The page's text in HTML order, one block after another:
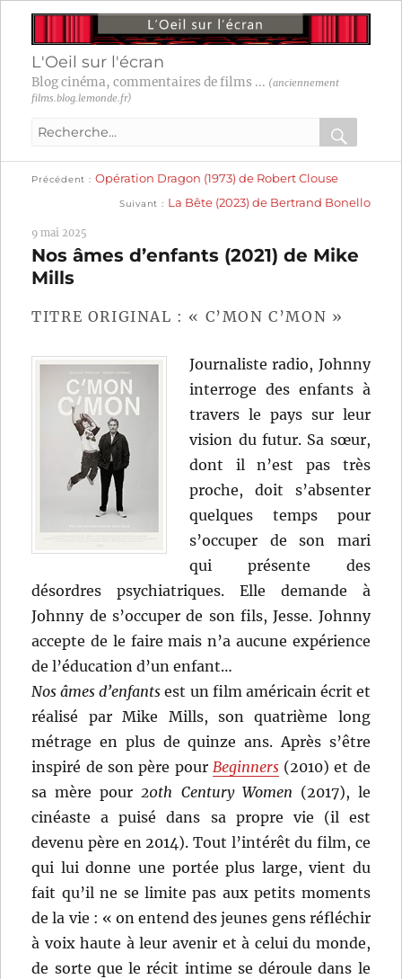
L'Oeil sur l'écran
Blog cinéma, commentaires de films ... (anciennement
films.blog.lemonde.fr)
Recherche
:
OK
Navigation
l’article
Précédent
précédente :
Opération Dragon (1973) de Robert Clouse
Suivant
suivante :
La Bête (2023) de Bertrand Bonello
9 mai 2025
Nos âmes d’enfants (2021) de Mike
Mills
TITRE ORIGINAL : « C’MON C’MON »
Journaliste radio, Johnny
interroge des enfants à
travers le pays sur leur
vision du futur. Sa sœur,
dont il n’est pas très
proche, doit s’absenter
quelques temps pour
s’occuper de son mari
qui présente des
désordres psychiatriques. Elle demande à
Johnny de s’occuper de son fils, Jesse. Johnny
accepte de le faire mais n’a aucune expérience
de l’éducation d’un enfant…
Nos âmes d’enfants est un film américain écrit et
réalisé par Mike Mills, son quatrième long
métrage en plus de quinze ans. Après s’être
inspiré de son père pour Beginners(2010) et de
sa mère pour20th Century Women (2017), le
cinéaste a puisé dans sa propre vie (il est
devenu père en 2014). Tout l’intérêt du film, ce
qui lui donne une portée plus large, vient du
fait qu’il ne se limite pas aux petits moments
de la vie : « on entend des jeunes gens réfléchir
à voix haute à leur avenir et à celui du monde,
de sorte que le récit intime se déroule dans le